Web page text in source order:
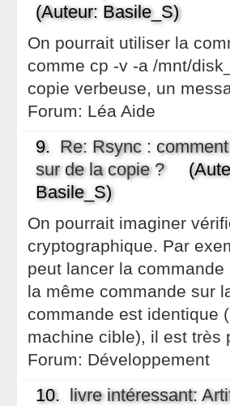
(Auteur: Basile_S)
On pourrait utiliser la
comme cp -v -a /mnt/
copie verbeuse, un
Forum: Léa Aide
9. Re: Rsync :
sur de la copie ?
Basile_S)
On pourrait imaginer
cryptographique. Par
peut lancer la
la même commande sur
commande est identique
machine cible), il est très
Forum: Développement
10. livre intéressant: